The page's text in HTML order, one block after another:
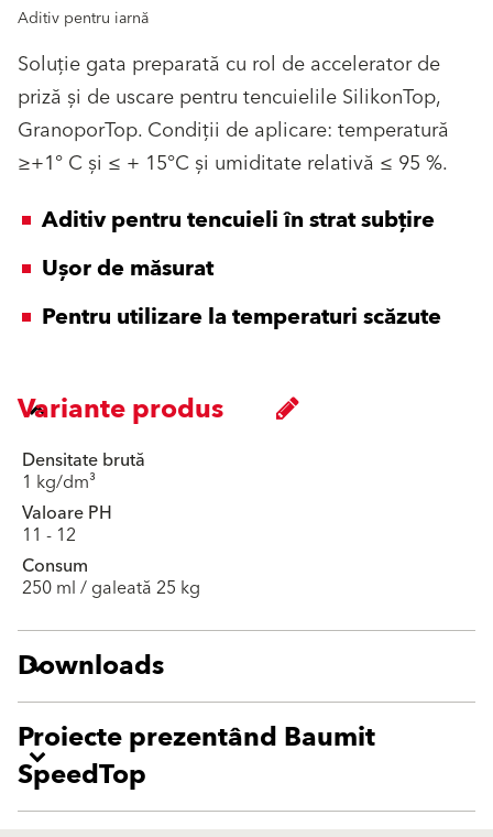
Aditiv pentru iarnă
Soluţie gata preparată cu rol de accelerator de
priză şi de uscare pentru tencuielile SilikonTop,
GranoporTop. Condiţii de aplicare: temperatură
≥+1° C şi ≤ + 15°C şi umiditate relativă ≤ 95 %.
Aditiv pentru tencuieli în strat subțire
Ușor de măsurat
Pentru utilizare la temperaturi scăzute
Variante produs
Densitate brută
1 kg/dm³
Valoare PH
11 - 12
Consum
250 ml / galeată 25 kg
Downloads
Proiecte prezentând Baumit
SpeedTop